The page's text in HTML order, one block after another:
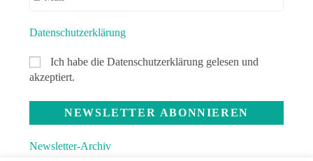
Datenschutzerklärung
Ich habe die Datenschutzerklärung gelesen und
akzeptiert.
Newsletter-Archiv